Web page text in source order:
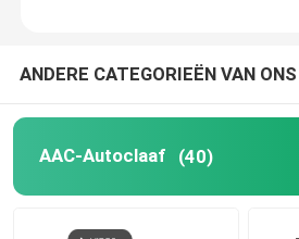
De Producten van de
ANDERE CATEGORIEËN VAN ONS
AAC-Autoclaaf (40)